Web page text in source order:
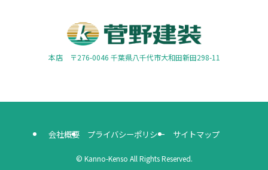
本店 〒276-0046 千葉県八千代市大和田新田298-11
会社概要 プライバシーポリシー サイトマップ
© Kanno-Kenso All Rights Reserved.